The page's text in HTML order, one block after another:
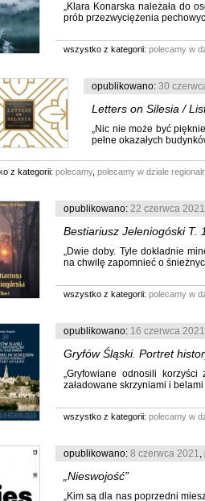
„Klara Konarska należała do
prób przezwyciężenia
wszystko z kategorii: polecamy w
opublikowano: 30
Letters on Silesia /
„Nic nie może być
pełne okazałych
z kategorii: polecamy, polecamy w dziale
opublikowano: 22 czerwca 2021
Bestiariusz Jeleniogóski T.
„Dwie doby. Tyle dokładnie
na chwilę zapomnieć o
wszystko z kategorii: polecamy w
opublikowano: 16 czerwca 2021
Gryfów Śląski. Portret
„Gryfowiane odnosili
załadowane skrzyniami i
wszystko z kategorii: polecamy w
opublikowano: 8 czerwca 2021,
„Nieswojość”
„Kim są dla nas poprzedni